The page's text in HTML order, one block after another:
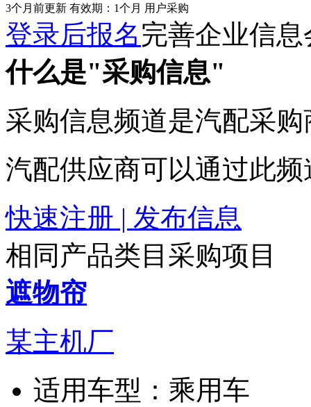
3个月前更新 有效期：1个月 用户采购
登录后报名完善企业信
什么是"采购信息"
采购信息频道是汽配采
汽配供应商可以通过此
快速注册 | 发布信息
相同产品类目采购项目
遮物帘
某主机厂
适用车型： 乘用车